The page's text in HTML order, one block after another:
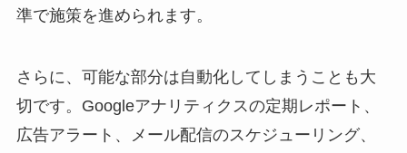
準で施策を進められます。
さらに、可能な部分は自動化してしまうことも大
切です。Googleアナリティクスの定期レポート、
広告アラート、メール配信のスケジューリング、